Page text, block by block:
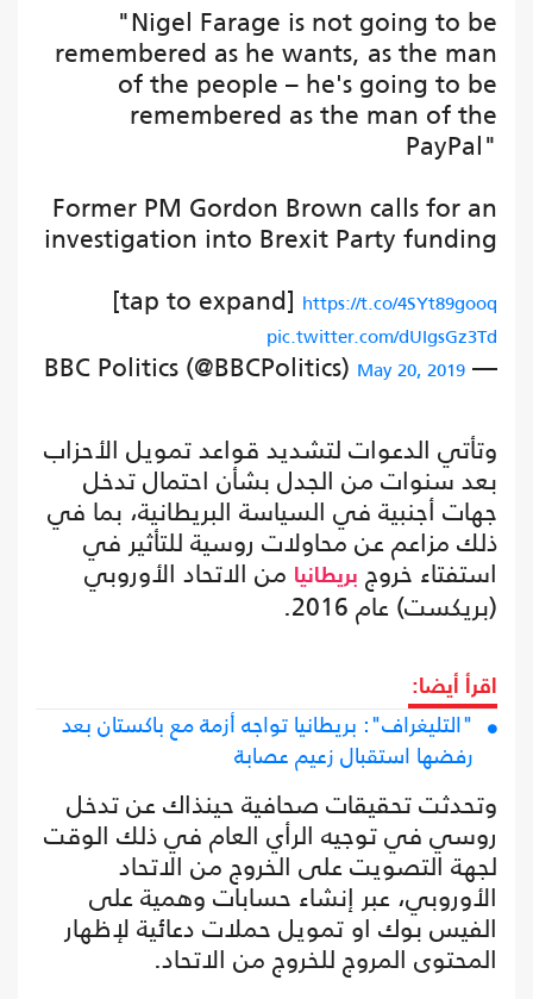
"Nigel Farage is not going to be
remembered as he wants, as the man
of the people – he's going to be
remembered as the man of the
PayPal"
Former PM Gordon Brown calls for an
investigation into Brexit Party funding
[tap to expand] https://t.co/4SYt89gooq
pic.twitter.com/dUIgsGz3Td
— BBC Politics (@BBCPolitics)
May 20, 2019
وتأتي الدعوات لتشديد قواعد تمويل الأحزاب
بعد سنوات من الجدل بشأن احتمال تدخل
جهات أجنبية في السياسة البريطانية، بما في
ذلك مزاعم عن محاولات روسية للتأثير في
استفتاء خروج بريطانيا من الاتحاد الأوروبي
(بريكست) عام 2016.
اقرأ أيضا:
"التليغراف": بريطانيا تواجه أزمة مع باكستان بعد
رفضها استقبال زعيم عصابة
وتحدثت تحقيقات صحافية حينذاك عن تدخل
روسي في توجيه الرأي العام في ذلك الوقت
لجهة التصويت على الخروج من الاتحاد
الأوروبي، عبر إنشاء حسابات وهمية على
الفيس بوك او تمويل حملات دعائية لإظهار
المحتوى المروج للخروج من الاتحاد.